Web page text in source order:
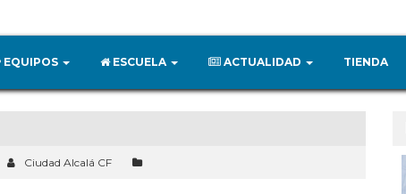
EQUIPOS ESCUELA ACTUALIDAD TIENDA
Ciudad Alcalá CF